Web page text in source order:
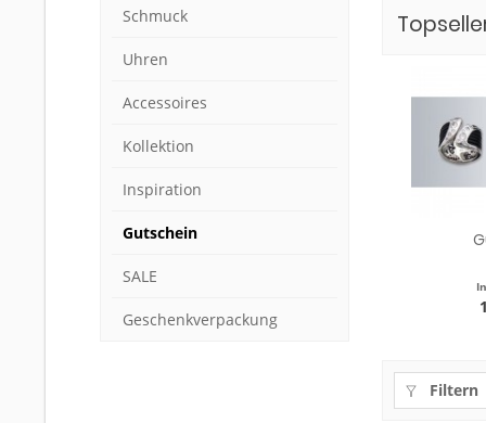
Schmuck
Uhren
Accessoires
Kollektion
Inspiration
Gutschein
SALE
Geschenkverpackung
Filtern